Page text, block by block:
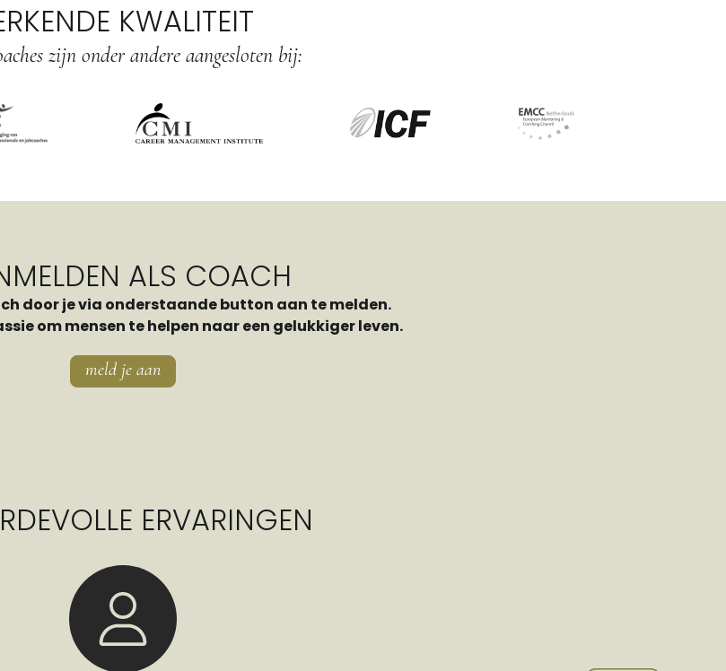
KWALITEIT
zijn onder andere aangesloten bij:
ALS COACH
door je via onderstaande button aan te melden.
om mensen te helpen naar een gelukkiger leven.
meld je aan
ERVARINGEN